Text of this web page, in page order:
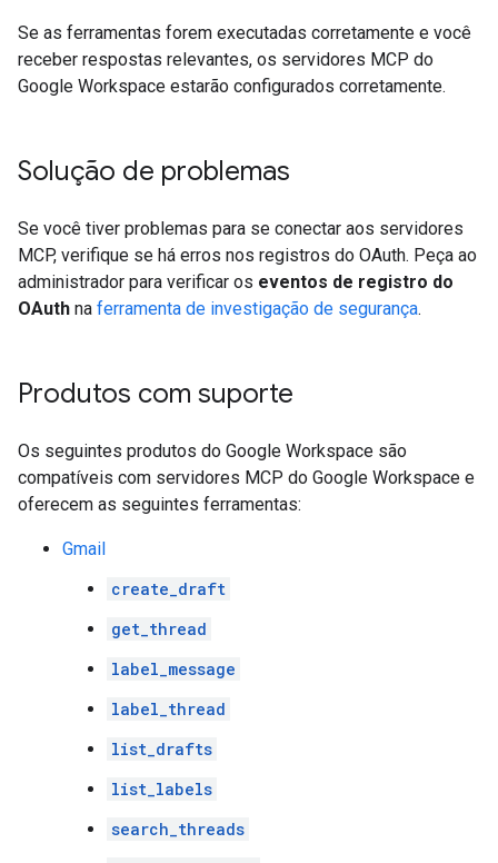
Se as ferramentas forem executadas corretamente e você
receber respostas relevantes, os servidores MCP do
Google Workspace estarão configurados corretamente.
Solução de problemas
Se você tiver problemas para se conectar aos servidores
MCP, verifique se há erros nos registros do OAuth. Peça ao
administrador para verificar os eventos de registro do
OAuth na ferramenta de investigação de segurança.
Produtos com suporte
Os seguintes produtos do Google Workspace são
compatíveis com servidores MCP do Google Workspace e
oferecem as seguintes ferramentas:
Gmail
create_draft
get_thread
label_message
label_thread
list_drafts
list_labels
search_threads